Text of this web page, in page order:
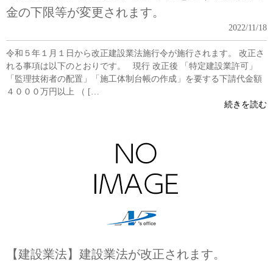
金の下限等が変更されます。
2022/11/18
令和５年１月１日から改正建設業法施行令が施行されます。 改正さ
れる事項は以下のとおりです。 現行 改正後 「特定建設業許可」
「監理技術者の配置」「施工体制台帳の作成」を要する下請代金額
４０００万円以上 （ […
続きを読む
【建設業法】建設業法が改正されます。